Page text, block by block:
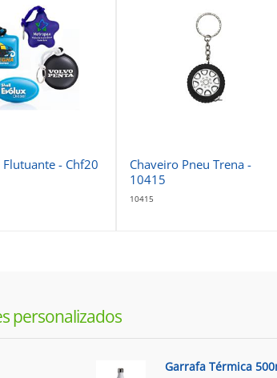
Flutuante - Chf20
Chaveiro Pneu Trena -
10415
10415
personalizados
Garrafa Térmica